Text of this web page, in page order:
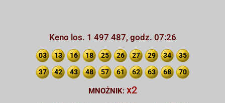
Keno los. 1 497 487, godz. 07:26
03 13 16 18 25 26 27 29 34 35
37 42 43 48 57 61 62 63 68 70
MNOŻNIK: x2